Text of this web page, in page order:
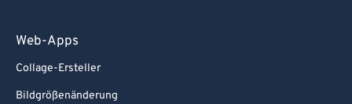
Web-Apps
Collage-Ersteller
Bildgrößenänderung